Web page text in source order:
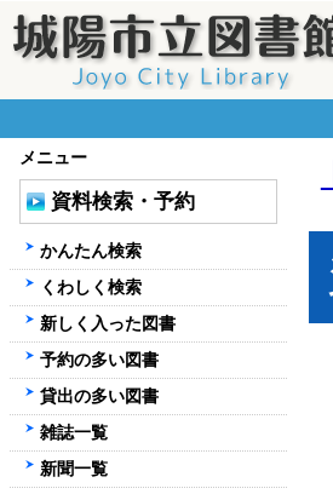
メニュー
資料検索・予約
かんたん検索
くわしく検索
新しく入った図書
予約の多い図書
貸出の多い図書
雑誌一覧
新聞一覧